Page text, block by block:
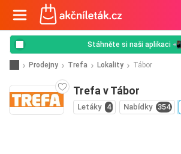
Stáhněte si naši aplikaci 📲
Prodejny Trefa Lokality Tábor
Trefa v Tábor
Letáky 4 Nabídky 354